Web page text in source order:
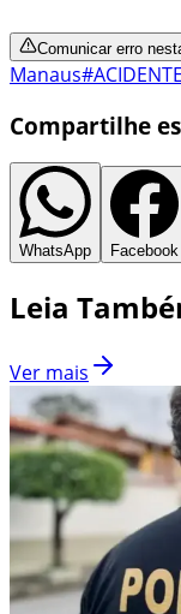
Comunicar erro
Manaus#ACIDENTE
Compartilhe
WhatsApp Facebook
Leia
Ver mais